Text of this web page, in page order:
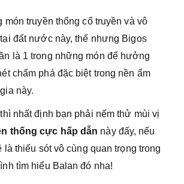
món truyền thống cổ truyền và vô
đất nước này, thế nhưng Bigos
là 1 trong những món để hưởng
chấm phá đặc biệt trong nền ẩm
này.
thì nhất định bạn phải nếm thử mùi vị
thống cực hấp dẫn này đấy, nếu
là thiếu sót vô cùng quan trọng trong
tìm hiểu Balan đó nha!